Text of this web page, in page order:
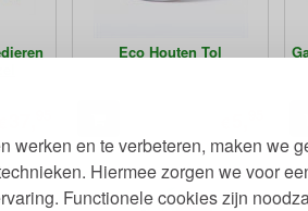
werken en te verbeteren, maken we
Hiermee zorgen we voor
Functionele cookies zijn
Eco Houten Tol